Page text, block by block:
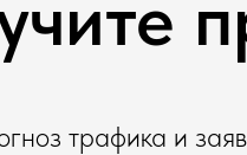
трафика и